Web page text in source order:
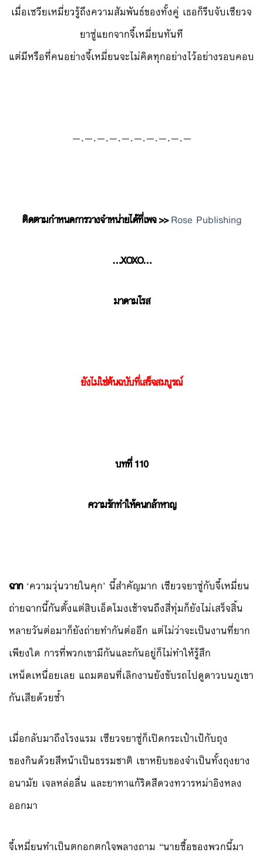
เมื่อเซวียเหมี่ยวรู้ถึงความสัมพันธ์ของทั้งคู่ เธอก็รีบจับเซียวจ
ยาซู่แยกจากจี้เหมี่ยนทันที
แต่มีหรือที่คนอย่างจี้เหมี่ยนจะไม่คิดทุกอย่างไว้อย่างรอบคอบ
—.—.—.—.—.—.—.—.—.—
ติดตามกำหนดการวางจำหน่ายได้ที่เพจ >>Rose Publishing
…XOXO…
มาดามโรส
ยังไม่ใช่ต้นฉบับที่เสร็จสมบูรณ์
บทที่ 110
ความรักทำให้คนกล้าหาญ
ฉาก‘ความวุ่นวายในคุก’ นี้สำคัญมาก เซียวจยาซู่กับจี้เหมี่ยน
ถ่ายฉากนี้กันตั้งแต่สิบเอ็ดโมงเช้าจนถึงสี่ทุ่มก็ยังไม่เสร็จสิ้น
หลายวันต่อมาก็ยังถ่ายทำกันต่ออีก แต่ไม่ว่าจะเป็นงานที่ยาก
เพียงใด การที่พวกเขามีกันและกันอยู่ก็ไม่ทำให้รู้สึก
เหน็ดเหนื่อยเลย แถมตอนที่เลิกงานยังขับรถไปดูดาวบนภูเขา
กันเสียด้วยซ้ำ
เมื่อกลับมาถึงโรงแรม เซียวจยาซู่ก็เปิดกระเป๋าเป้กับถุง
ของกินด้วยสีหน้าเป็นธรรมชาติ เขาหยิบของจำเป็นทั้งถุงยาง
อนามัย เจลหล่อลื่น และยาทาแก้ริดสีดวงทวารหม่าอิงหลง
ออกมา
จี้เหมี่ยนทำเป็นตกอกตกใจพลางถาม “นายซื้อของพวกนี้มา